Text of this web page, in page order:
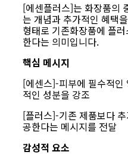
[에센플러스]는 화장품의
는 개념과 추가적인 혜택
형태로 기존화장품에 플
한다는 의미입니다.
핵심 메시지
[에센스]-피부에 필수적인
적인 성분을 강조
[플러스]-기존 제품보다
공한다는 메시지를 전달
감성적 요소